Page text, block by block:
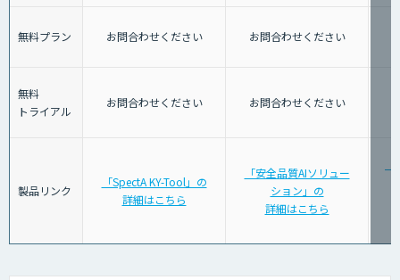
無料プラン お問合わせください お問合わせください
無料
トライアル
お問合わせください お問合わせください
製品リンク
「SpectA KY-Tool」の
詳細はこちら
「安全品質AIソリュー
ション」の
詳細はこちら